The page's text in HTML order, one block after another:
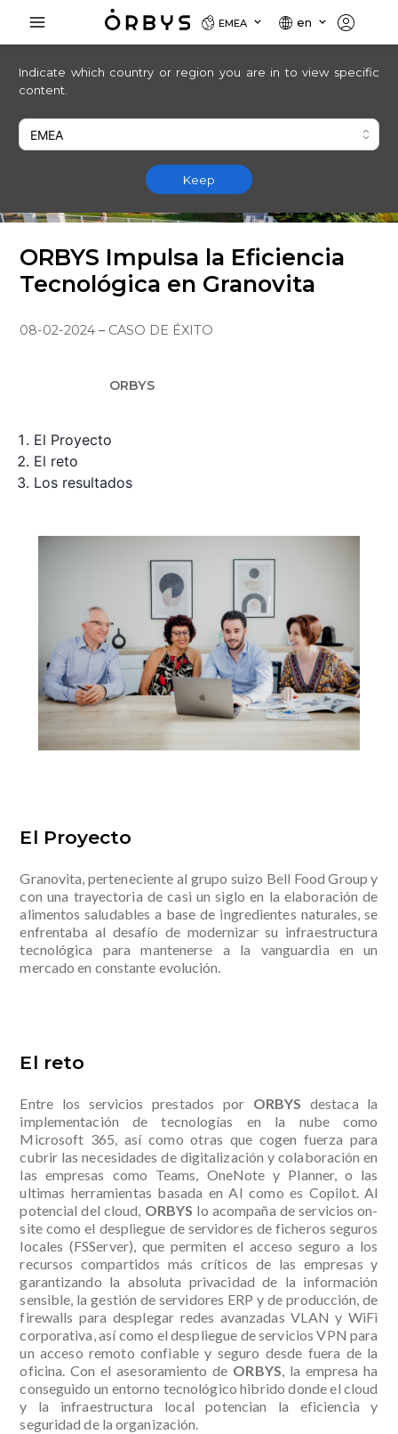
Indicate which country or region you are in to view specific
content.
Keep
EMEA en
ORBYS Impulsa la Eficiencia
Tecnológica en Granovita
08-02-2024 – CASO DE ÉXITO
ORBYS
El Proyecto
El reto
Los resultados
El Proyecto
Granovita, perteneciente al grupo suizo Bell Food Group y
con una trayectoria de casi un siglo en la elaboración de
alimentos saludables a base de ingredientes naturales, se
enfrentaba al desafío de modernizar su infraestructura
tecnológica para mantenerse a la vanguardia en un
mercado en constante evolución.
El reto
Entre los servicios prestados por ORBYS destaca la
implementación de tecnologías en la nube como
Microsoft 365, así como otras que cogen fuerza para
cubrir las necesidades de digitalización y colaboración en
las empresas como Teams, OneNote y Planner, o las
ultimas herramientas basada en AI como es Copilot. Al
potencial del cloud, ORBYS lo acompaña de servicios on-
site como el despliegue de servidores de ficheros seguros
locales (FSServer), que permiten el acceso seguro a los
recursos compartidos más críticos de las empresas y
garantizando la absoluta privacidad de la información
sensible, la gestión de servidores ERP y de producción, de
firewalls para desplegar redes avanzadas VLAN y WiFi
corporativa, así como el despliegue de servicios VPN para
un acceso remoto confiable y seguro desde fuera de la
oficina. Con el asesoramiento de ORBYS, la empresa ha
conseguido un entorno tecnológico hibrido donde el cloud
y la infraestructura local potencian la eficiencia y
seguridad de la organización.